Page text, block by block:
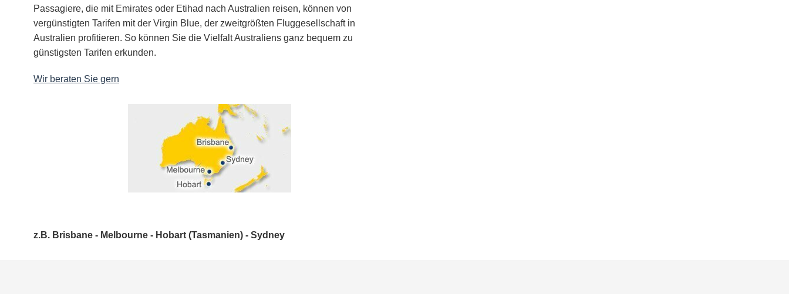
Passagiere, die mit Emirates oder Etihad nach Australien reisen, können von
vergünstigten Tarifen mit der Virgin Blue, der zweitgrößten Fluggesellschaft in
Australien profitieren. So können Sie die Vielfalt Australiens ganz bequem zu
günstigsten Tarifen erkunden.
Wir beraten Sie gern
z.B. Brisbane - Melbourne - Hobart (Tasmanien) - Sydney